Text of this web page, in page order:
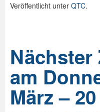
Veröffentlicht unter QTC.
Nächster
am
März –